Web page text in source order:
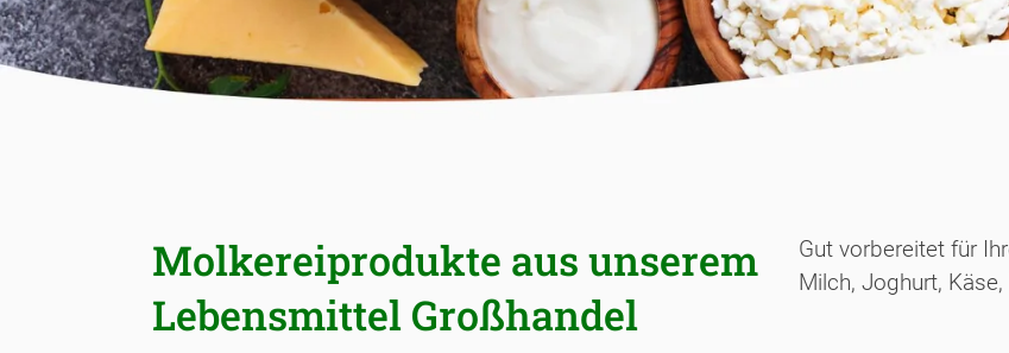
Molkereiprodukte aus unserem
Lebensmittel Großhandel
Gut vorbereitet für
Milch, Joghurt,